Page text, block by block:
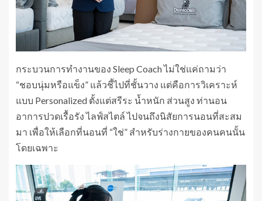
กระบวนการทำงานของ Sleep Coach ไม่ใช่แค่ถามว่า
“ชอบนุ่มหรือแข็ง” แล้วชี้ไปที่ชั้นวาง แต่คือการวิเคราะห์
แบบ Personalized ตั้งแต่สรีระ น้ำหนัก ส่วนสูง ท่านอน
อาการปวดเรื้อรัง ไลฟ์สไตล์ ไปจนถึงนิสัยการนอนที่สะสม
มา เพื่อให้เลือกที่นอนที่ “ใช่” สำหรับร่างกายของคนคนนั้น
โดยเฉพาะ